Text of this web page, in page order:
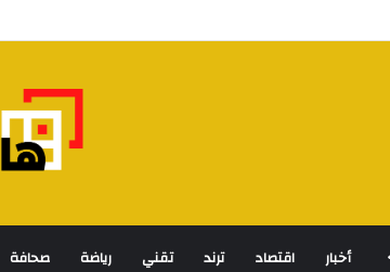
الرئيسيةأخبار اقتصاد ترند تقني رياضة صحافة